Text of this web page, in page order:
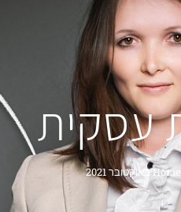
עסקית
Home